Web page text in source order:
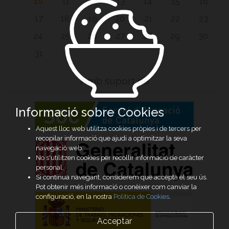
20
26 28
Amb suport de
Informació sobre Cookies
Aquest lloc web utilitza cookies pròpies i de tercers per
recopilar informació que ajudi a optimitzar la seva
navegació web.
No s'utilitzen cookies per recollir informació de caràcter
personal.
Si continua navegant, considerem que accepta el seu ús.
Pot obtenir més informació o conèixer com canviar la
configuració, en la nostra Política de Cookies.
Acceptar